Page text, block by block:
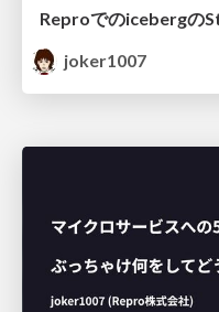
joker1007